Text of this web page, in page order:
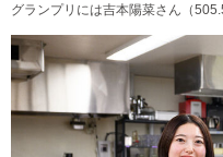
グランプリには吉本陽菜さん（